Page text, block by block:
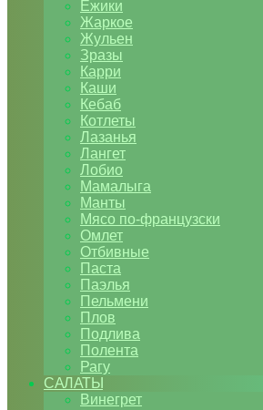
Ежики
Жаркое
Жульен
Зразы
Карри
Каши
Кебаб
Котлеты
Лазанья
Лангет
Лобио
Мамалыга
Манты
Мясо по-французски
Омлет
Отбивные
Паста
Паэлья
Пельмени
Плов
Подлива
Полента
Рагу
САЛАТЫ
Винегрет